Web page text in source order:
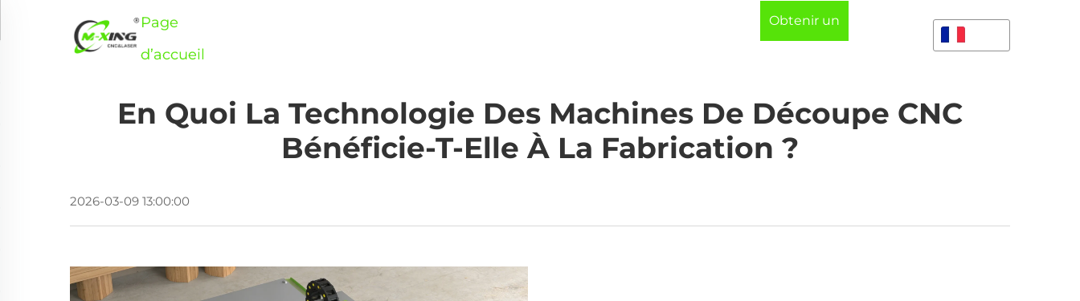
Page
d’accueil
Obtenir un
En Quoi La Technologie Des Machines De Découpe CNC
Bénéficie-T-Elle À La Fabrication ?
2026-03-09 13:00:00